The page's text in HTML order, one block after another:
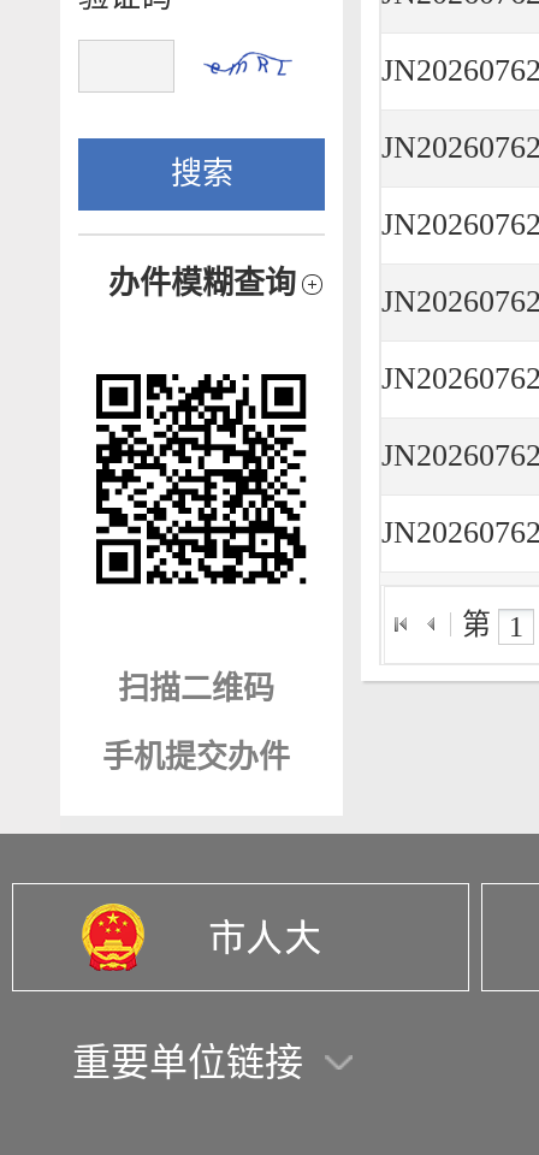
办件模糊查询
扫描二维码
手机提交办件
第
重要单位链接